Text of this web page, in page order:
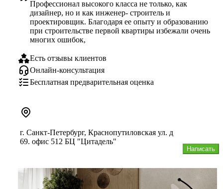
Профессионал высокого класса не только, как
дизайнер, но и как инженер- строитель и
проектировщик. Благодаря ее опыту и образованию
при строительстве первой квартиры избежали очень
многих ошибок,
Есть отзывы клиентов
Онлайн-консультация
Бесплатная предварительная оценка
Написать
г. Санкт-Петербург, Краснопутиловская ул. д
69. офис 512 БЦ "Цитадель"